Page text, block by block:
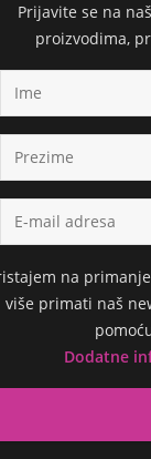
Prijavite se na
proizvodima,
na
više primati naš
Dodatne